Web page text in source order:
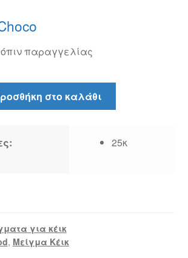
παραγγελίας
στο καλάθι
25κ
για κέικ
, Μείγμα Κέικ